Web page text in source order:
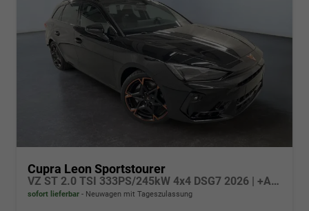
Cupra Leon Sportstourer
VZ ST 2.0 TSI 333PS/245kW 4x4 DSG7 2026 | +AHK +PANO +NAVI +Matrix +Immersive +5J Erw. Garantie
sofort lieferbar Neuwagen mit Tageszulassung